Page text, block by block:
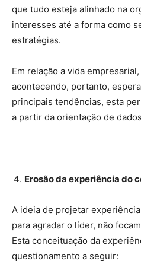
que tudo esteja alinhado na
interesses até a forma como
estratégias.
Em relação a vida
acontecendo, portanto,
principais tendências, esta
a partir da orientação de
Erosão da experiência do
A ideia de projetar
para agradar o líder, não
Esta conceituação da
questionamento a seguir: